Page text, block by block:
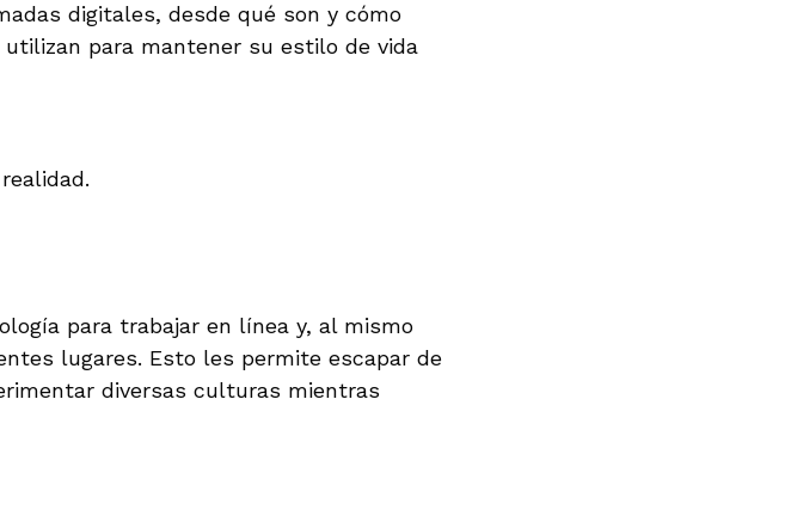
digitales, desde qué son y cómo
para mantener su estilo de vida
para trabajar en línea y, al mismo
lugares. Esto les permite escapar de
diversas culturas mientras